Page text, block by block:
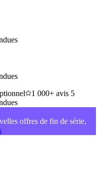
1 000+ avis 5
offres de fin de série,